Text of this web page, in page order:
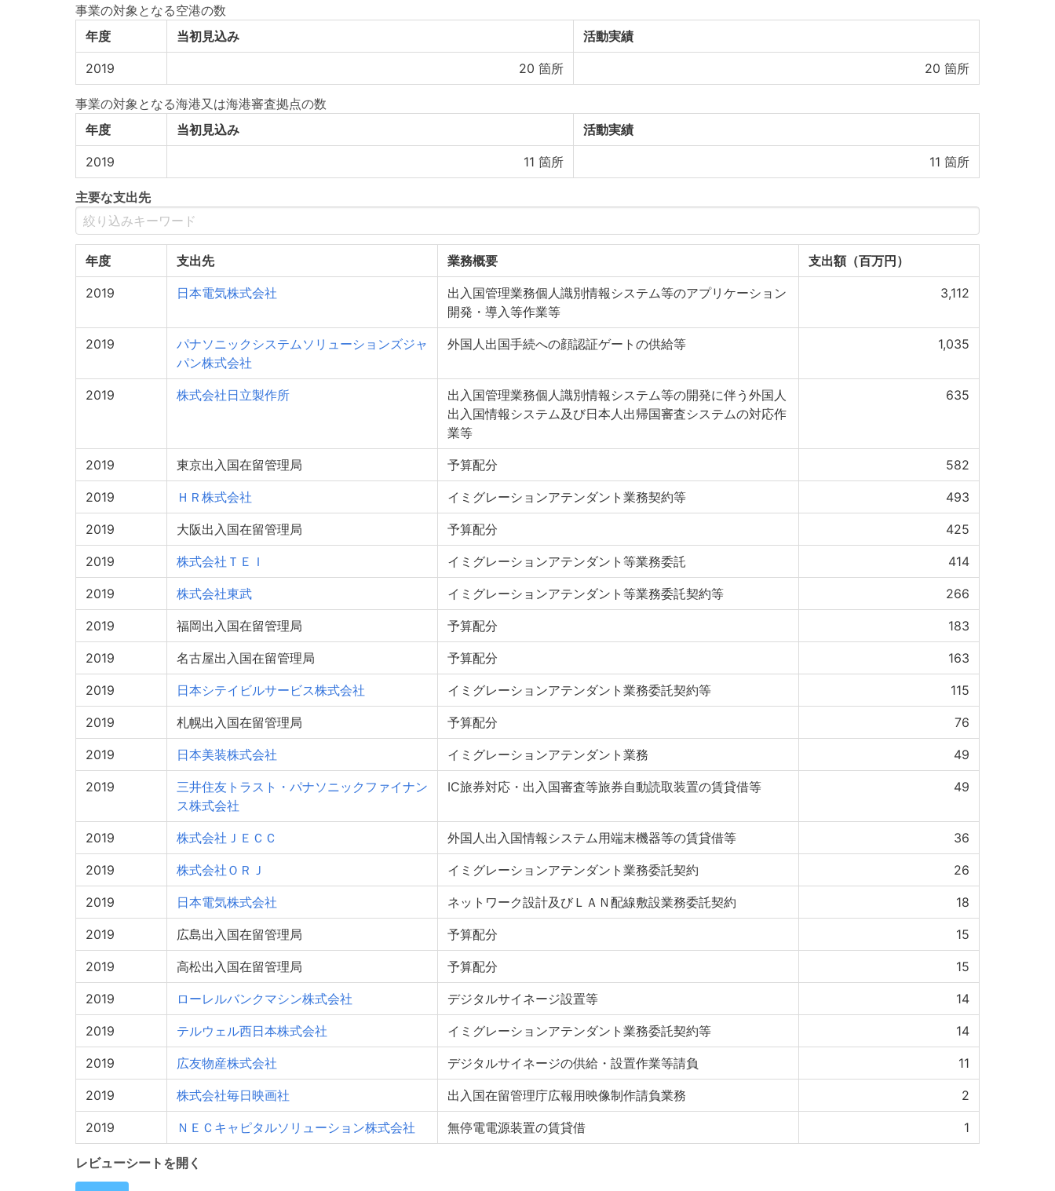
事業の対象となる空港の数
年度
当初見込み 活動実績
2019 20 箇所 20 箇所
事業の対象となる海港又は海港審査拠点の数
年度
当初見込み 活動実績
2019 11 箇所 11 箇所
主要な支出先
年度 支出先 業務概要 支出額（百万円）
2019 日本電気株式会社
出入国管理業務個人識別情報システム等のアプリケーション
開発・導入等作業等
3,112
2019
パナソニックシステムソリューションズジャ
パン株式会社
外国人出国手続への顔認証ゲートの供給等 1,035
2019 株式会社日立製作所
出入国管理業務個人識別情報システム等の開発に伴う外国人
出入国情報システム及び日本人出帰国審査システムの対応作
業等
635
2019 東京出入国在留管理局 予算配分 582
2019 ＨＲ株式会社 イミグレーションアテンダント業務契約等 493
2019 大阪出入国在留管理局 予算配分 425
2019 株式会社ＴＥＩ イミグレーションアテンダント等業務委託 414
2019 株式会社東武 イミグレーションアテンダント等業務委託契約等 266
2019 福岡出入国在留管理局 予算配分 183
2019 名古屋出入国在留管理局 予算配分 163
2019 日本シテイビルサービス株式会社 イミグレーションアテンダント業務委託契約等 115
2019 札幌出入国在留管理局 予算配分 76
2019 日本美装株式会社 イミグレーションアテンダント業務 49
2019
三井住友トラスト・パナソニックファイナン
ス株式会社
IC旅券対応・出入国審査等旅券自動読取装置の賃貸借等 49
2019 株式会社ＪＥＣＣ 外国人出入国情報システム用端末機器等の賃貸借等 36
2019 株式会社ＯＲＪ イミグレーションアテンダント業務委託契約 26
2019 日本電気株式会社 ネットワーク設計及びＬＡＮ配線敷設業務委託契約 18
2019 広島出入国在留管理局 予算配分 15
2019 高松出入国在留管理局 予算配分 15
2019 ローレルバンクマシン株式会社 デジタルサイネージ設置等 14
2019 テルウェル西日本株式会社 イミグレーションアテンダント業務委託契約等 14
2019 広友物産株式会社 デジタルサイネージの供給・設置作業等請負 11
2019 株式会社毎日映画社 出入国在留管理庁広報用映像制作請負業務 2
2019 ＮＥＣキャピタルソリューション株式会社 無停電電源装置の賃貸借 1
レビューシートを開く